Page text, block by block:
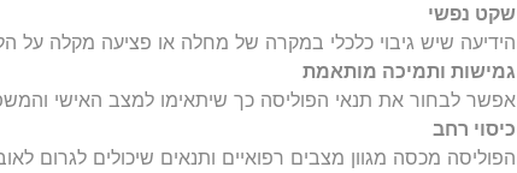
שקט נפשי
הידיעה שיש גיבוי כלכלי במקרה של מחלה או פציעה מקלה על
גמישות ותמיכה מותאמת
אפשר לבחור את תנאי הפוליסה כך שיתאימו למצב האישי
כיסוי רחב
הפוליסה מכסה מגוון מצבים רפואיים ותנאים שיכולים לגרום